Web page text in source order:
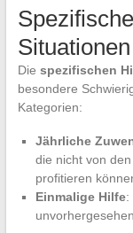
Situationen
Die spezifischen
besondere
Kategorien:
Jährliche
die nicht von
profitieren
Einmalige Hilfe: